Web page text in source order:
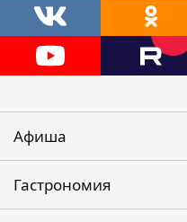
Афиша
Гастрономия